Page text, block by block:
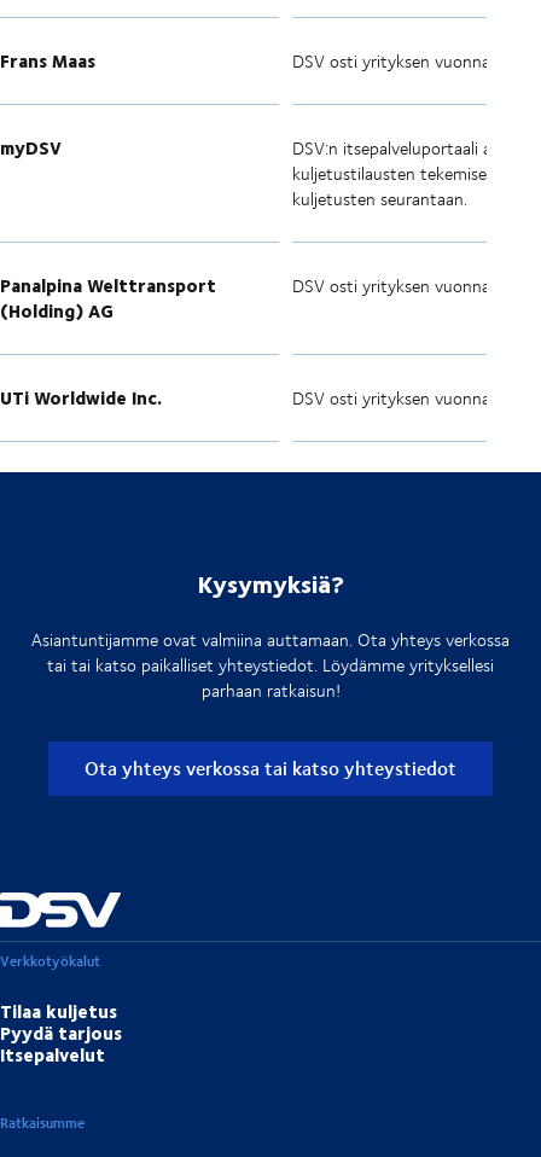
Frans Maas DSV osti yrityksen vuonna 2006.
myDSV
DSV:n itsepalveluportaali
kuljetustilausten tekemiseen ja
kuljetusten seurantaan.
Panalpina Welttransport
(Holding) AG
DSV osti yrityksen vuonna 2019.
UTi Worldwide Inc. DSV osti yrityksen vuonna 2016.
Kysymyksiä?
Asiantuntijamme ovat valmiina auttamaan. Ota yhteys verkossa
tai tai katso paikalliset yhteystiedot. Löydämme yrityksellesi
parhaan ratkaisun!
Ota yhteys verkossa tai katso yhteystiedot
Verkkotyökalut
Tilaa kuljetus
Pyydä tarjous
Itsepalvelut
Ratkaisumme